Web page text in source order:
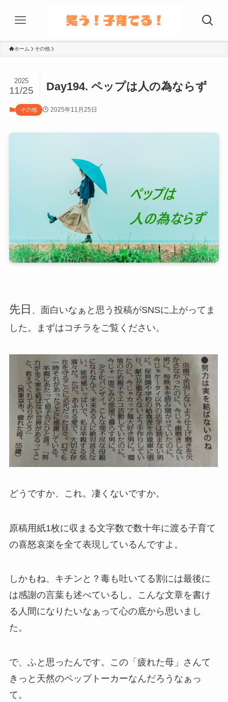
ホーム その他
Day194. ペップは人の為ならず
2025
11/25
その他 2025年11月25日
先日 、面白いなぁと思う投稿がSNSに上がってま
した。まずはコチラをご覧ください。
どうですか、これ。凄くないですか。
原稿用紙1枚に収まる文字数で数十年に渡る子育て
の喜怒哀楽を全て表現しているんですよ。
しかもね、キチンと？毒も吐いてる割には最後に
は感謝の言葉も述べているし。こんな文章を書け
る人間になりたいなぁって心の底から思いまし
た。
で、ふと思ったんです。この「疲れた母」さんて
きっと天然のペップトーカーなんだろうなぁっ
て。